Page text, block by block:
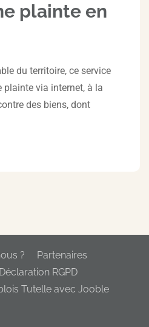
plainte en
du territoire, ce service
plainte via internet, à la
des biens, dont
?
Partenaires
Déclaration RGPD
Tutelle avec Jooble